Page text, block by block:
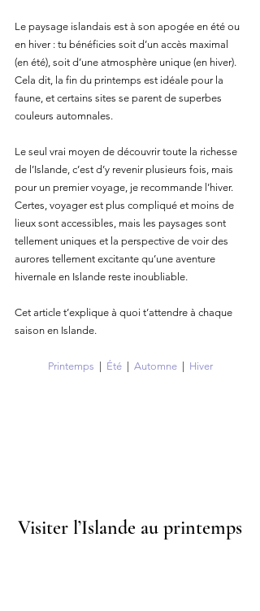
Le paysage islandais est à son apogée en été ou
en hiver : tu bénéficies soit d’un accès maximal
(en été), soit d’une atmosphère unique (en hiver).
Cela dit, la fin du printemps est idéale pour la
faune, et certains sites se parent de superbes
couleurs automnales.
Le seul vrai moyen de découvrir toute la richesse
de l’Islande, c’est d’y revenir plusieurs fois, mais
pour un premier voyage, je recommande l’hiver.
Certes, voyager est plus compliqué et moins de
lieux sont accessibles, mais les paysages sont
tellement uniques et la perspective de voir des
aurores tellement excitante qu’une aventure
hivernale en Islande reste inoubliable.
Cet article t’explique à quoi t’attendre à chaque
saison en Islande.
Printemps Été
  |
Automne
  |
Hiver
Visiter l’Islande au printemps